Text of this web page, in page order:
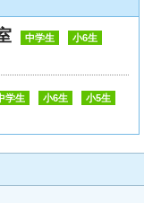
中学生
小6生
学生 小6生
小5生